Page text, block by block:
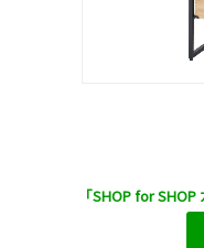
「SHOP for